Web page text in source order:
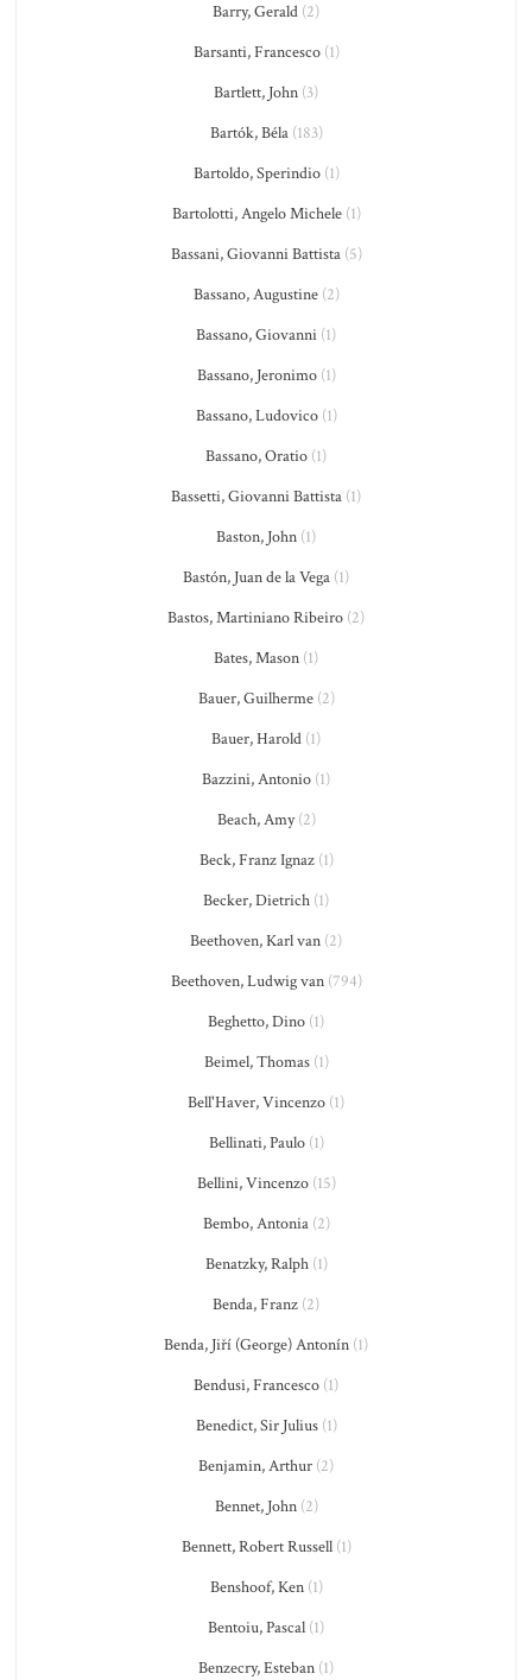
Barry, Gerald (2)
Barsanti, Francesco(1)
Bartlett, John (3)
Bartók, Béla(183)
Bartoldo, Sperindio(1)
Bartolotti, Angelo Michele(1)
Bassani, Giovanni Battista(5)
Bassano, Augustine(2)
Bassano, Giovanni (1)
Bassano, Jeronimo(1)
Bassano, Ludovico(1)
Bassano, Oratio (1)
Bassetti, Giovanni Battista (1)
Baston, John (1)
Bastón, Juan de la Vega (1)
Bastos, Martiniano Ribeiro (2)
Bates, Mason (1)
Bauer, Guilherme(2)
Bauer, Harold (1)
Bazzini, Antonio (1)
Beach, Amy(2)
Beck, Franz Ignaz(1)
Becker, Dietrich (1)
Beethoven, Karl van (2)
Beethoven, Ludwig van(794)
Beghetto, Dino (1)
Beimel, Thomas(1)
Bell'Haver, Vincenzo (1)
Bellinati, Paulo(1)
Bellini, Vincenzo(15)
Bembo, Antonia(2)
Benatzky, Ralph(1)
Benda, Franz (2)
Benda, Jiří (George) Antonín (1)
Bendusi, Francesco (1)
Benedict, Sir Julius(1)
Benjamin, Arthur (2)
Bennet, John(2)
Bennett, Robert Russell(1)
Benshoof, Ken(1)
Bentoiu, Pascal (1)
Benzecry, Esteban (1)